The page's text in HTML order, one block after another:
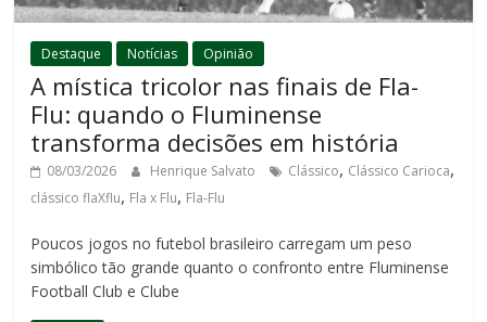
Destaque Notícias Opinião
A mística tricolor nas finais de Fla-
Flu: quando o Fluminense
transforma decisões em história
08/03/2026 Henrique Salvato Clássico, Clássico Carioca,
clássico flaXflu, Fla x Flu, Fla-Flu
Poucos jogos no futebol brasileiro carregam um peso
simbólico tão grande quanto o confronto entre Fluminense
Football Club e Clube